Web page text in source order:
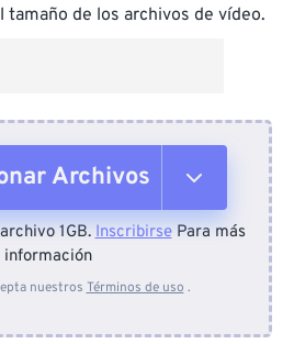
tamaño de los archivos de vídeo.
Archivos
el dispositivo
1GB.InscribirsePara más
información
nuestros Términos de uso .